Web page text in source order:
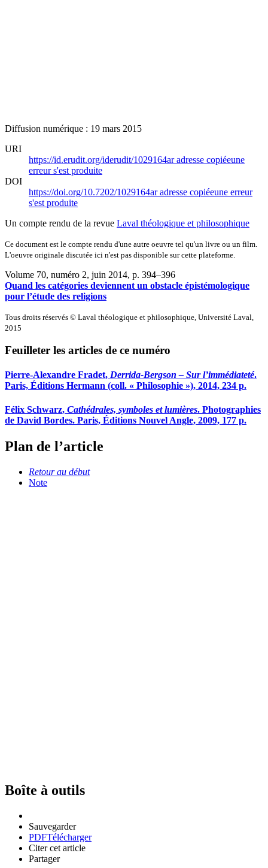
Diffusion numérique : 19 mars 2015
URI
https://id.erudit.org/iderudit/1029164aradresse copiéeune
erreur s'est produite
DOI
https://doi.org/10.7202/1029164aradresse copiéeune erreur
s'est produite
Un compte rendu de la revue Laval théologique et philosophique
Ce document est le compte rendu d'une autre oeuvre tel qu'un livre ou un film.
L'oeuvre originale discutée ici n'est pas disponible sur cette plateforme.
Volume 70, numéro 2, juin 2014, p. 394–396
Quand les catégories deviennent un obstacle épistémologique
pour l’étude des religions
Tous droits réservés © Laval théologique et philosophique, Université Laval,
2015
Feuilleter les articles de ce numéro
Pierre-Alexandre Fradet, Derrida-Bergson – Sur l’immédiateté.
Paris, Éditions Hermann (coll. « Philosophie »), 2014, 234 p.
Félix Schwarz, Cathédrales, symboles et lumières. Photographies
de David Bordes. Paris, Éditions Nouvel Angle, 2009, 177 p.
Plan de l’article
Retour au début
Note
Boîte à outils
Sauvegarder
PDFTélécharger
Citer cet article
Partager